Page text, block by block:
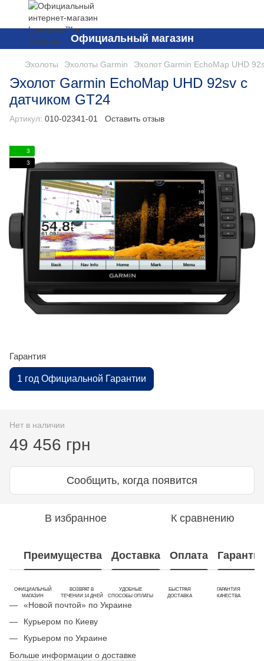
Официальный магазин
Эхолоты Эхолоты Garmin Эхолот Garmin EchoMap UHD
Эхолот Garmin EchoMap UHD 92sv с
датчиком GT24
Артикул: 010-02341-01 Оставить отзыв
3
3
Гарантия
1 год Официальной Гарантии
Нет в наличии
49 456 грн
Сообщить, когда появится
В избранное К сравнению
Преимущества Доставка Оплата
ОФИЦИАЛЬНЫЙ
МАГАЗИН
ВОЗВРАТ В
ТЕЧЕНИИ 14 ДНЕЙ
УДОБНЫЕ
СПОСОБЫ ОПЛАТЫ
БЫСТРАЯ
ДОСТАВКА
ГАРАНТИЯ
КАЧЕСТВА
«Новой почтой» по Украине
Курьером по Киеву
Курьером по Украине
Больше информации о доставке